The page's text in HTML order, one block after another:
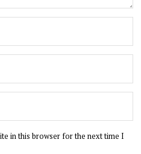
in this browser for the next time I